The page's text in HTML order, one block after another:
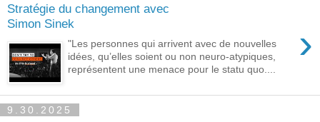
Stratégie du changement avec
Simon Sinek
›
"Les personnes qui arrivent avec de nouvelles
idées, qu’elles soient ou non neuro-atypiques,
représentent une menace pour le statu quo....
9.30.2025